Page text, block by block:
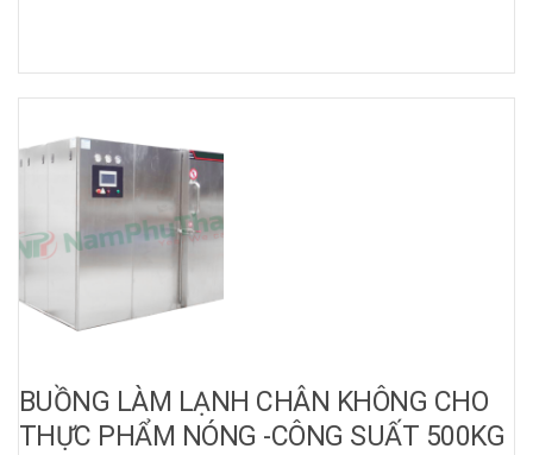
Chất liệu: Thép không gỉ SUS 304
Điện áp: :380V / 3P
Hệ thống điều khiển từ xa
Kích thước lắp đặt:
1724x1856x1989 (mm)
Hệ thống làm mát:
EVAPORATIVE COOLING
Loại máy nén:BITZER
Loại máy bơm chân không:
Trọng lượng tổng thể:6800kg
Bảo hành:
BUỒNG LÀM LẠNH CHÂN KHÔNG CHO
THỰC PHẨM NÓNG -CÔNG SUẤT 500KG